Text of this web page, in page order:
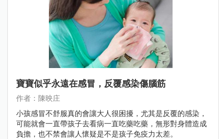
寶寶似乎永遠在感冒，反覆感染傷腦筋
作者：陳映庄
小孩感冒不舒服真的會讓大人很困擾，尤其是反覆的感染，
可能就會一直帶孩子去看病一直吃藥吃藥，無形對身體造成
負擔，也不禁會讓人懷疑是不是孩子免疫力太差。